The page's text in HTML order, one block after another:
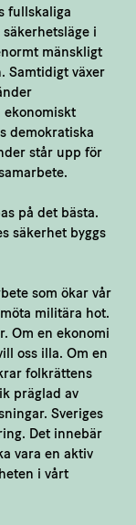
fullskaliga
i
mänskligt
Samtidigt växer
ekonomiskt
demokratiska
står upp för
på det bästa.
säkerhet byggs
som ökar vår
militära hot.
Om en ekonomi
oss illa. Om en
folkrättens
präglad av
Sveriges
Det innebär
vara en aktiv
i vårt